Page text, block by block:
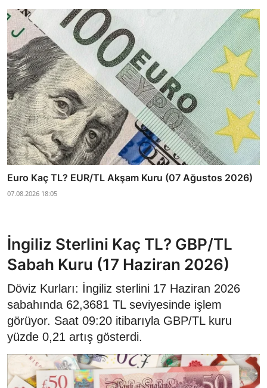
Euro Kaç TL? EUR/TL Akşam Kuru (07 Ağustos 2026)
07.08.2026 18:05
İngiliz Sterlini Kaç TL? GBP/TL
Sabah Kuru (17 Haziran 2026)
Döviz Kurları: İngiliz sterlini 17 Haziran 2026
sabahında 62,3681 TL seviyesinde işlem
görüyor. Saat 09:20 itibarıyla GBP/TL kuru
yüzde 0,21 artış gösterdi.